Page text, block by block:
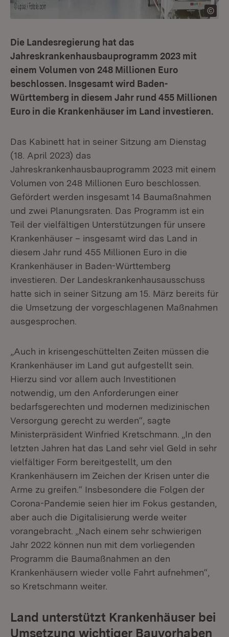
Die Landesregierung hat das
Jahreskrankenhausbauprogramm 2023 mit
einem Volumen von 248 Millionen Euro
beschlossen. Insgesamt wird Baden-
Württemberg in diesem Jahr rund 455 Millionen
Euro in die Krankenhäuser im Land investieren.
Das Kabinett hat in seiner Sitzung am Dienstag
(18. April 2023) das
Jahreskrankenhausbauprogramm 2023 mit einem
Volumen von 248 Millionen Euro beschlossen.
Gefördert werden insgesamt 14 Baumaßnahmen
und zwei Planungsraten. Das Programm ist ein
Teil der vielfältigen Unterstützungen für unsere
Krankenhäuser – insgesamt wird das Land in
diesem Jahr rund 455 Millionen Euro in die
Krankenhäuser in Baden-Württemberg
investieren. Der Landeskrankenhausausschuss
hatte sich in seiner Sitzung am 15. März bereits für
die Umsetzung der vorgeschlagenen Maßnahmen
ausgesprochen.
„Auch in krisengeschüttelten Zeiten müssen die
Krankenhäuser im Land gut aufgestellt sein.
Hierzu sind vor allem auch Investitionen
notwendig, um den Anforderungen einer
bedarfsgerechten und modernen medizinischen
Versorgung gerecht zu werden“, sagte
Ministerpräsident Winfried Kretschmann. „In den
letzten Jahren hat das Land sehr viel Geld in sehr
vielfältiger Form bereitgestellt, um den
Krankenhäusern im Zeichen der Krisen unter die
Arme zu greifen.“ Insbesondere die Folgen der
Corona-Pandemie seien hier im Fokus gestanden,
aber auch die Digitalisierung werde weiter
vorangebracht. „Nach einem sehr schwierigen
Jahr 2022 können nun mit dem vorliegenden
Programm die Baumaßnahmen an den
Krankenhäusern wieder volle Fahrt aufnehmen“,
so Kretschmann weiter.
Land unterstützt Krankenhäuser bei
Umsetzung wichtiger Bauvorhaben